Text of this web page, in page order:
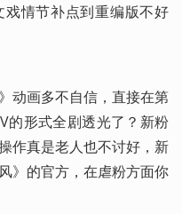
情节补点到重编版不好
动画多不自信，直接在第
的形式全剧透光了？新粉
作真是老人也不讨好，新
》的官方，在虐粉方面你